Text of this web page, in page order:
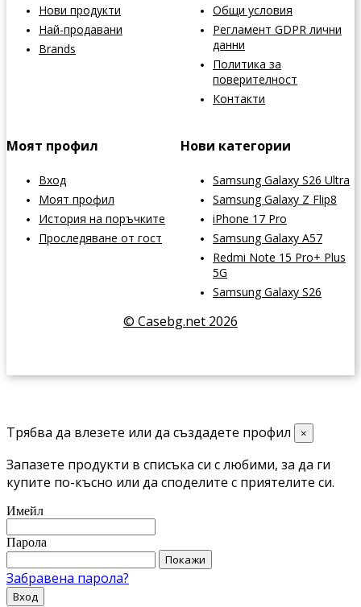
Нови продукти
Най-продавани
Brands
Общи условия
Регламент GDPR лични
данни
Политика за
поверителност
Контакти
Моят профил
Вход
Моят профил
История на поръчките
Проследяване от гост
Нови категории
Samsung Galaxy S26 Ultra
Samsung Galaxy Z Flip8
iPhone 17 Pro
Samsung Galaxy A57
Redmi Note 15 Pro+ Plus
5G
Samsung Galaxy S26
© Casebg.net 2026
Трябва да влезете или да създадете профил ×
Запазете продукти в списъка си с любими, за да ги
купите по-късно или да споделите с приятелите си.
Имейл
Парола
Покажи
Забравена парола?
Вход